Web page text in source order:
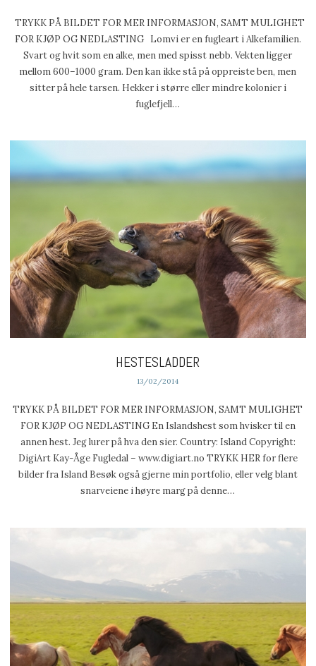
TRYKK PÅ BILDET FOR MER INFORMASJON, SAMT MULIGHET
FOR KJØP OG NEDLASTING Lomvi er en fugleart i Alkefamilien.
Svart og hvit som en alke, men med spisst nebb. Vekten ligger
mellom 600–1000 gram. Den kan ikke stå på oppreiste ben, men
sitter på hele tarsen. Hekker i større eller mindre kolonier i
fuglefjell…
HESTESLADDER
13/02/2014
TRYKK PÅ BILDET FOR MER INFORMASJON, SAMT MULIGHET
FOR KJØP OG NEDLASTING En Islandshest som hvisker til en
annen hest. Jeg lurer på hva den sier. Country: Island Copyright:
DigiArt Kay-Åge Fugledal – www.digiart.no TRYKK HER for flere
bilder fra Island Besøk også gjerne min portfolio, eller velg blant
snarveiene i høyre marg på denne…